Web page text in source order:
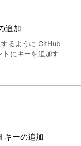
追加
るように GitHub
トにキーを追加す
キーの追加